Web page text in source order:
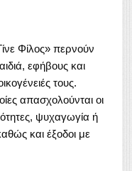
Φίλος» περνούν
εφήβους και
τους.
απασχολούνται οι
ψυχαγωγία ή
και έξοδοι με